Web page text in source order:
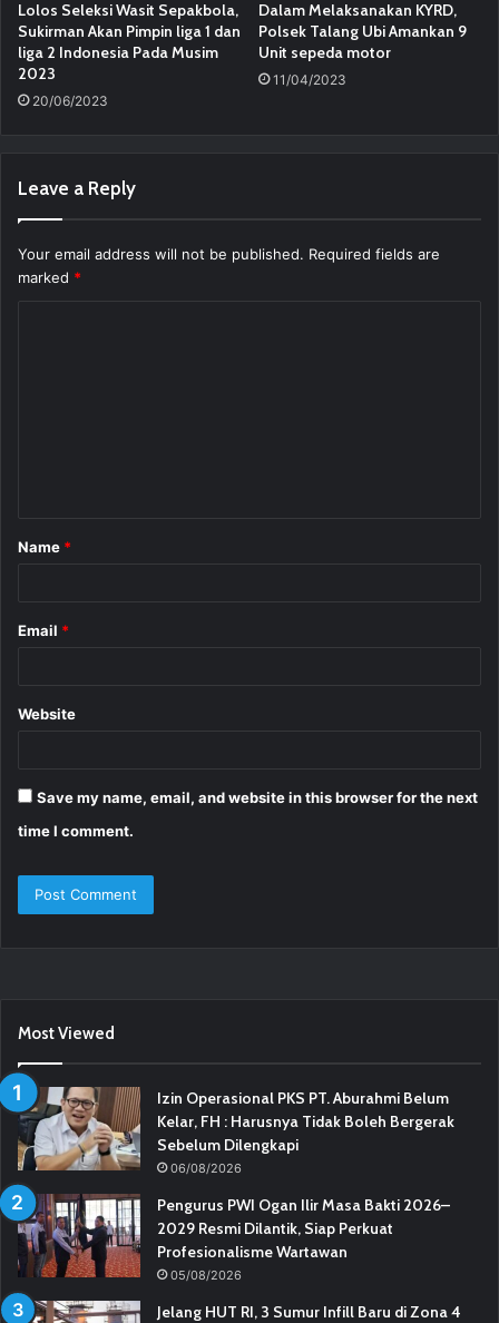
Lolos Seleksi Wasit Sepakbola,
Sukirman Akan Pimpin liga 1 dan
liga 2 Indonesia Pada Musim
2023
20/06/2023
Dalam Melaksanakan KYRD,
Polsek Talang Ubi Amankan 9
Unit sepeda motor
11/04/2023
Leave a Reply
Your email address will not be published. Required fields are
marked *
*
Name *
Email *
Website
Save my name, email, and website in this browser for the next
time I comment.
Most Viewed
Izin Operasional PKS PT. Aburahmi Belum
Kelar, FH : Harusnya Tidak Boleh Bergerak
Sebelum Dilengkapi
06/08/2026
Pengurus PWI Ogan Ilir Masa Bakti 2026–
2029 Resmi Dilantik, Siap Perkuat
Profesionalisme Wartawan
05/08/2026
Jelang HUT RI, 3 Sumur Infill Baru di Zona 4